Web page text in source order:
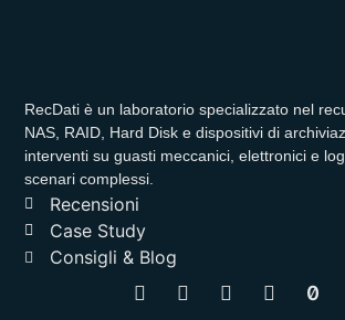
RecDati è un laboratorio specializzato nel
NAS, RAID, Hard Disk e dispositivi di
interventi su guasti meccanici, elettronici e
scenari complessi.
Recensioni
Case Study
Consigli & Blog